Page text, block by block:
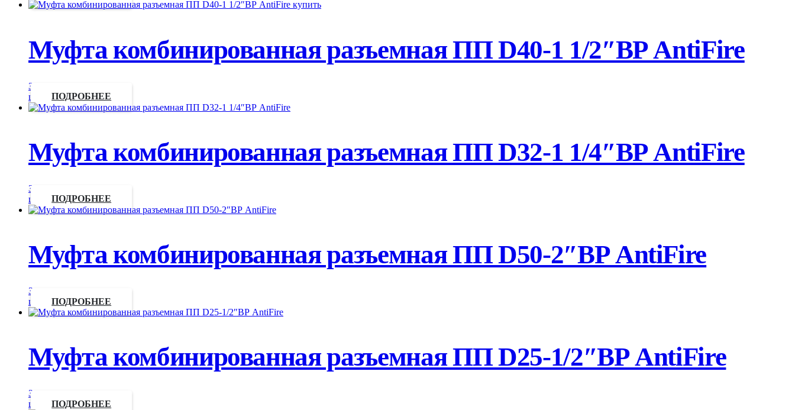
Муфта комбинированная разъемная ПП D40-1 1/2″ВР AntiFire
Запросить
цену
ПОДРОБНЕЕ
Муфта комбинированная разъемная ПП D32-1 1/4″ВР AntiFire
Запросить
цену
ПОДРОБНЕЕ
Муфта комбинированная разъемная ПП D50-2″ВР AntiFire
Запросить
цену
ПОДРОБНЕЕ
Муфта комбинированная разъемная ПП D25-1/2″ВР AntiFire
Запросить
цену
ПОДРОБНЕЕ